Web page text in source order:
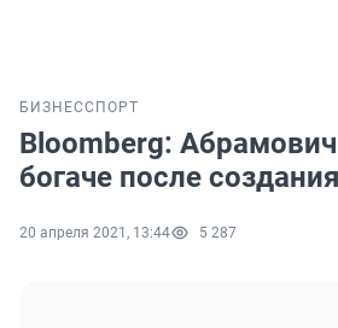
БИЗНЕССПОРТ
Bloomberg: Абрамович
богаче после
20 апреля 2021, 13:44 5 287